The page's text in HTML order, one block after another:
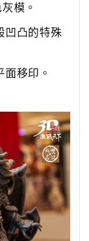
模。
凹凸的特殊
移印。